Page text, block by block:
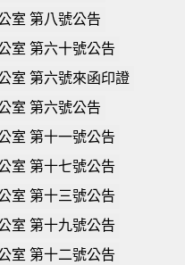
室 第八號公告
室 第六十號公告
室 第六號來函印證
室 第六號公告
室 第十一號公告
室 第十七號公告
室 第十三號公告
室 第十九號公告
室 第十二號公告